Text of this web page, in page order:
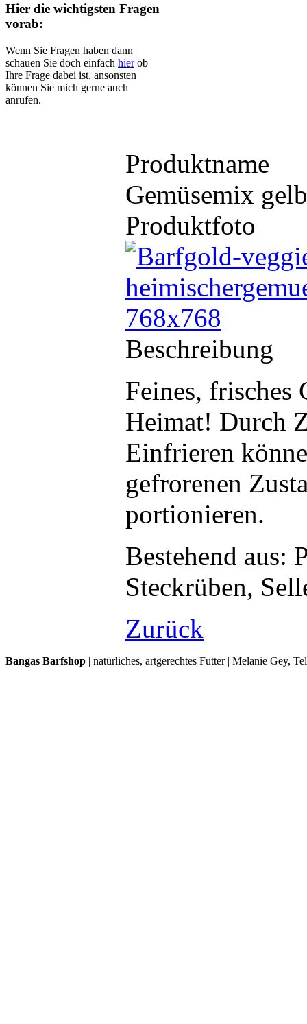
Hier die wichtigsten Fragen
vorab:
Wenn Sie Fragen haben dann
schauen Sie doch einfach hierob
Ihre Frage dabei ist, ansonsten
können Sie mich gerne auch
anrufen.
Produktname
Gemüsemix
Produktfoto
Beschreibung
Feines, frisches
Heimat! Durch
Einfrieren
gefrorenen
portionieren.
Bestehend aus:
Steckrüben,
Zurück
Bangas Barfshop | natürliches, artgerechtes Futter | Melanie Gey,